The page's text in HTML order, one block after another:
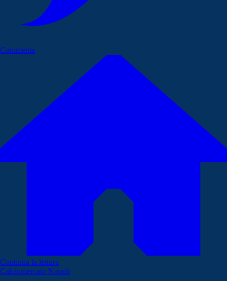
Commenta
Continua la lettura
Calciomercato Napoli